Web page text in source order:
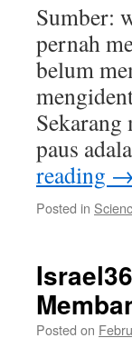
Sumber:
pernah
belum
paus
reading →
Posted in
Posted on